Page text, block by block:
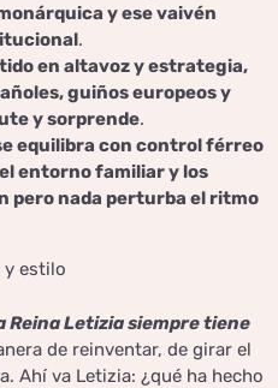
y ese vaivén
.
en altavoz y estrategia,
guiños europeos y
y sorprende.
equilibra con control férreo
entorno familiar y los
pero nada perturba el ritmo
y estilo
Reina Letizia siempre tiene
de reinventar, de girar el
Ahí va Letizia: ¿qué ha hecho